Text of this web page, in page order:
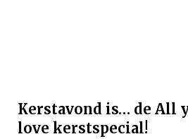
Kerstavond is… de All
love kerstspecial!